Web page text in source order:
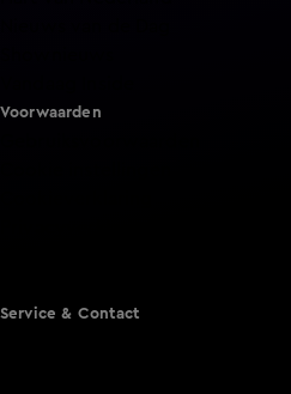
Voorwaarden
Service & Contact